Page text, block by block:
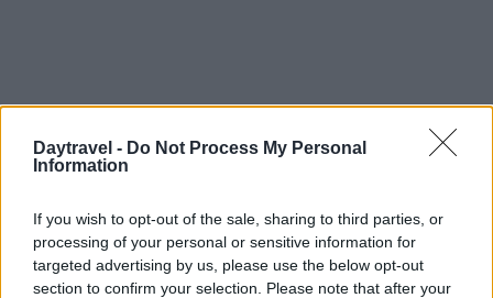
Daytravel - Do Not Process My Personal
Information
If you wish to opt-out of the sale, sharing to third parties, or
processing of your personal or sensitive information for
targeted advertising by us, please use the below opt-out
section to confirm your selection. Please note that after your